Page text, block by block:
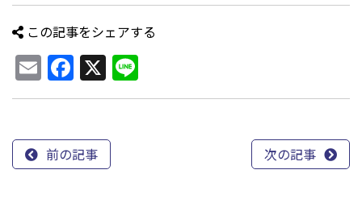
この記事をシェアする
EmailFacebook
X
前の記事 次の記事